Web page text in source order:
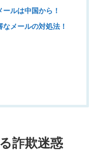
ルは中国から！
メールの対処法！
詐欺迷惑